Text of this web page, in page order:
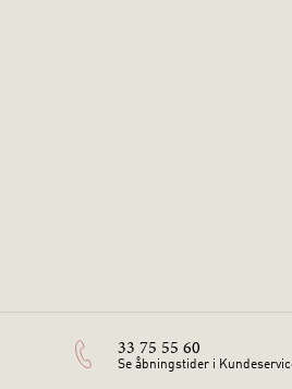
33 75 55 60
Se åbningstider i